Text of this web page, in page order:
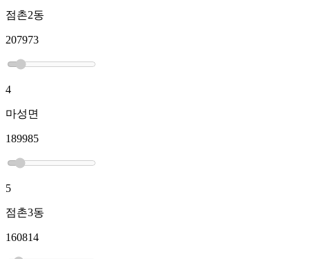
점촌2동
207973
4
마성면
189985
5
점촌3동
160814